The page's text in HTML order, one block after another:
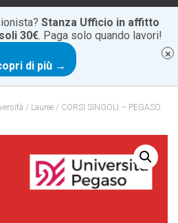
V
O
/ Lauree / CORSI SINGOLI – PEGASO
Stanza Ufficio in affitto
30€. Paga solo quando lavori!
di più →